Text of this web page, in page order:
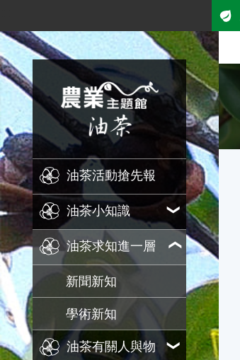
跳到主要內容
農業知識入口網
油茶活動搶先報
油茶小知識
油茶求知進一層
新聞新知
學術新知
油茶有關人與物